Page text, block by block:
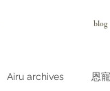
blog
Airu archives 恩